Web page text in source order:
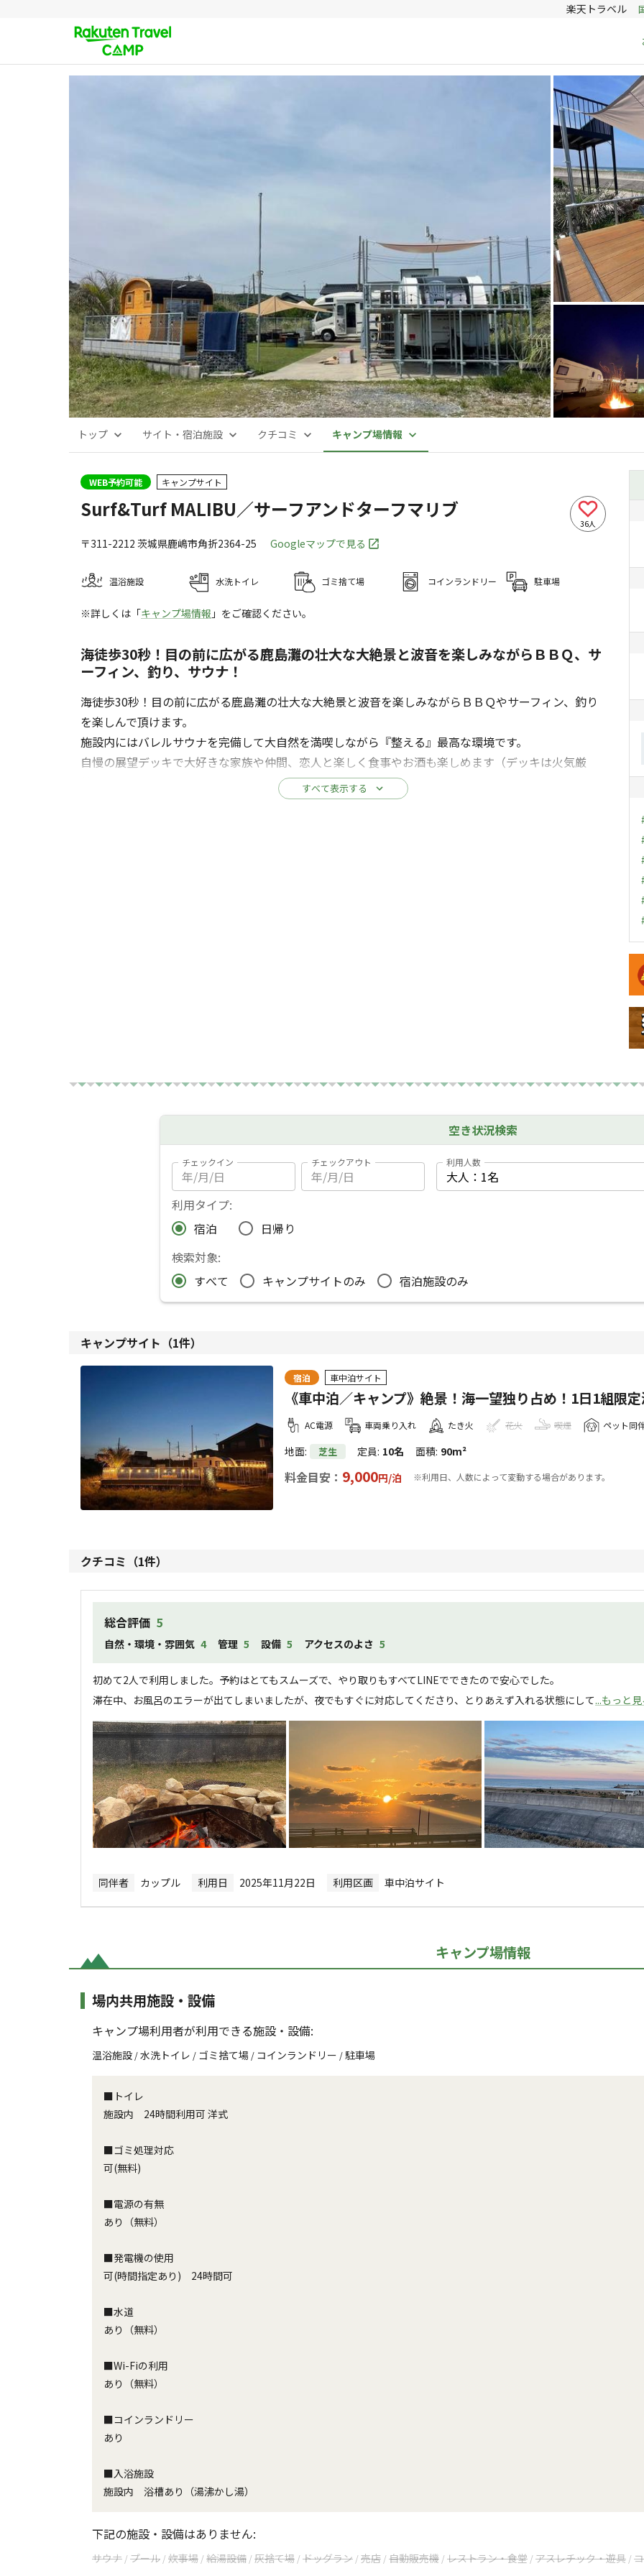
楽天トラベル
トップ サイト・宿泊施設 クチコミ キャンプ場情報
WEB予約可能 キャンプサイト
Surf&Turf MALIBU／サーフアンドターフマリブ
36人
〒311-2212 茨城県鹿嶋市角折2364-25 Googleマップで見る
温浴施設 水洗トイレ ゴミ捨て場 コインランドリー 駐車場
※詳しくは「キャンプ場情報 」をご確認ください。
海徒歩30秒！目の前に広がる鹿島灘の壮大な大絶景と波音を楽しみながらＢＢＱ、サ
ーフィン、釣り、サウナ！
海徒歩30秒！目の前に広がる鹿島灘の壮大な大絶景と波音を楽しみながらＢＢＱやサーフィン、釣り
を楽しんで頂けます。
施設内にはバレルサウナを完備して大自然を満喫しながら『整える』最高な環境です。
自慢の展望デッキで大好きな家族や仲間、恋人と楽しく食事やお酒も楽しめます（デッキは火気厳
鹿嶋～大洗をめぐる拠点としてご利用頂ければ幸いです。
すべて表示する
キ
空き状況検索
チェックイン チェックアウト 利用人数
利用タイプ:
宿泊
日帰り
検索対象:
すべて
キャンプサイトのみ 宿泊施設のみ
キャンプサイト（1件）
宿泊 車中泊サイト
《車中泊／キャンプ》絶景！海一望独り占め！1日1組限
AC電源 車両乗り入れ たき火 花火 喫煙 ペット同
地面: 芝生 定員: 10名 面積: 90m²
料金目安： 9,000円/泊 ※利用日、人数によって変動する場合があります。
クチコミ（1件）
総合評価 5
自然・環境・雰囲気 4 管理 5 設備 5 アクセスのよさ 5
初めて2人で利用しました。予約はとてもスムーズで、やり取りもすべてLINEでできたので安心でした。
滞在中、お風呂のエラーが出てしまいましたが、夜でもすぐに対応してくださり、とりあえず入れる状態にして...もっと
同伴者 カップル 利用日 2025年11月22日 利用区画 車中泊サイト
キャンプ場情報
場内共用施設・設備
キャンプ場利用者が利用できる施設・設備:
温浴施設 /水洗トイレ / ゴミ捨て場 / コインランドリー /駐車場
■トイレ
施設内 24時間利用可 洋式
■ゴミ処理対応
可(無料)
■電源の有無
あり（無料）
■発電機の使用
可(時間指定あり) 24時間可
■水道
あり（無料）
■Wi-Fiの利用
あり（無料）
■コインランドリー
あり
■入浴施設
施設内 浴槽あり（湯沸かし湯）
下記の施設・設備はありません:
サウナ /プール /炊事場 /給湯設備 /灰捨て場 /ドッグラン /売店 /自動販売機 /レストラン・食堂 /アスレチック・遊具 /